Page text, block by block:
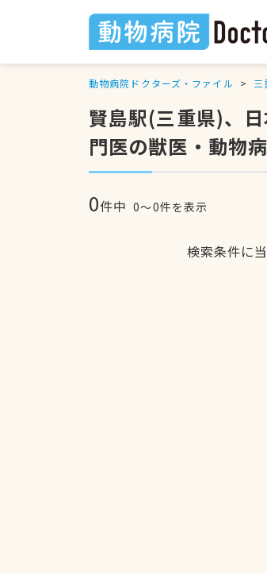
動物病院ドクターズ・ファイル 三
賢島駅(三重県)、
門医の獣医・動物
0件中 0〜0件を表示
検索条件に